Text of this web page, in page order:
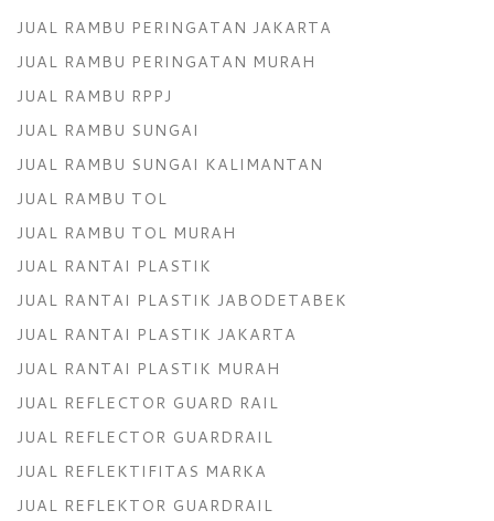
JUAL RAMBU PERINGATAN JAKARTA
JUAL RAMBU PERINGATAN MURAH
JUAL RAMBU RPPJ
JUAL RAMBU SUNGAI
JUAL RAMBU SUNGAI KALIMANTAN
JUAL RAMBU TOL
JUAL RAMBU TOL MURAH
JUAL RANTAI PLASTIK
JUAL RANTAI PLASTIK JABODETABEK
JUAL RANTAI PLASTIK JAKARTA
JUAL RANTAI PLASTIK MURAH
JUAL REFLECTOR GUARD RAIL
JUAL REFLECTOR GUARDRAIL
JUAL REFLEKTIFITAS MARKA
JUAL REFLEKTOR GUARDRAIL